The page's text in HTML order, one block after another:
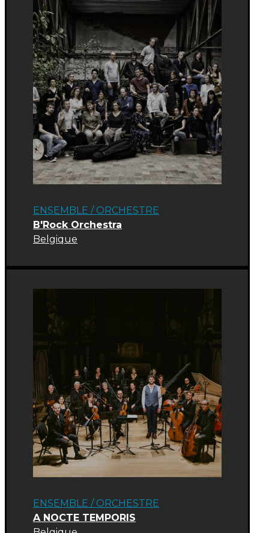
ENSEMBLE / ORCHESTRE
B'Rock Orchestra
Belgique
ENSEMBLE / ORCHESTRE
A NOCTE TEMPORIS